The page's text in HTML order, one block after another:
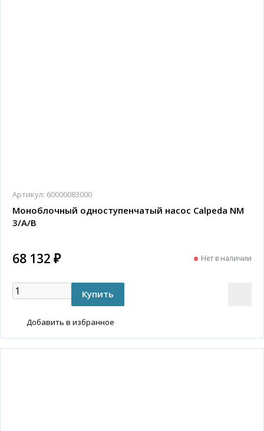
Артикул: 60000083000
Моноблочный одноступенчатый насос Calpeda NM
3/A/B
68 132 ₽ Нет в наличии
Добавить в избранное